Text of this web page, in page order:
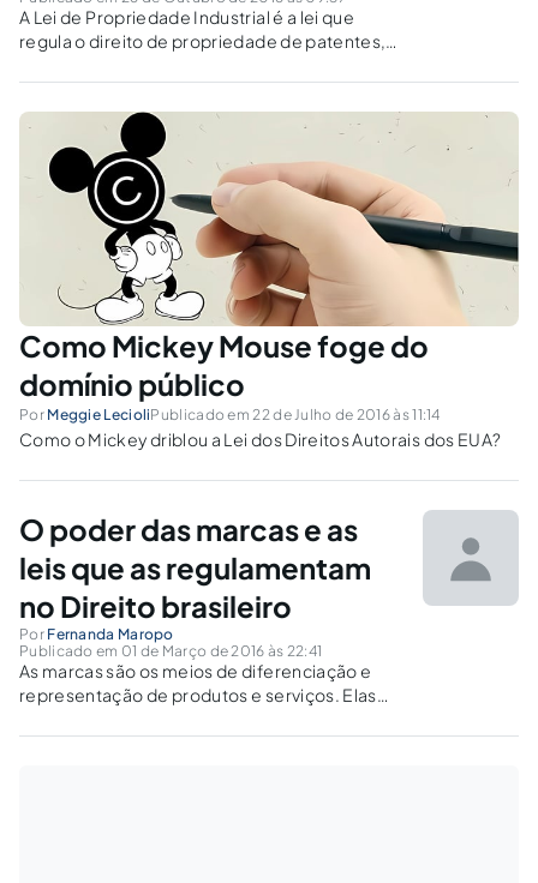
A Lei de Propriedade Industrial é a lei que
regula o direito de propriedade de patentes,
imateriais que uma pessoa ou empresa possa
vir a adquirir ou desenvolver.
Como Mickey Mouse foge do
domínio público
Por Meggie LecioliPublicado em 22 de Julho de 2016 às 11:14
Como o Mickey driblou a Lei dos Direitos Autorais dos EUA?
O poder das marcas e as
leis que as regulamentam
no Direito brasileiro
Por Fernanda Maropo
Publicado em 01 de Março de 2016 às 22:41
As marcas são os meios de diferenciação e
representação de produtos e serviços. Elas
consumidores, mas dos cidadãos, em geral.